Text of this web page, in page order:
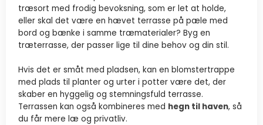
træsort med frodig bevoksning, som er let at holde,
eller skal det være en hævet terrasse på pæle med
bord og bænke i samme træmaterialer? Byg en
træterrasse, der passer lige til dine behov og din stil.
​Hvis det er småt med pladsen, kan en blomstertrappe
med plads til planter og urter i potter være det, der
skaber en hyggelig og stemningsfuld terrasse.
Terrassen kan også kombineres med hegn til haven, så
du får mere læ og privatliv.